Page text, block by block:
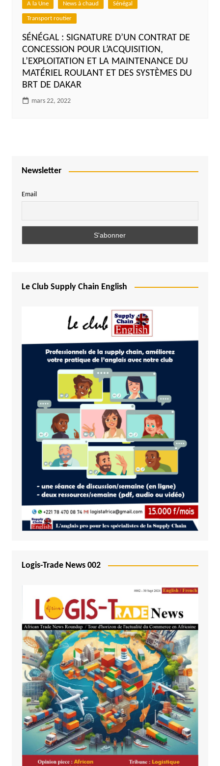
A la Une News à chaud Sénégal
Transport routier
SÉNÉGAL : SIGNATURE D’UN CONTRAT DE
CONCESSION POUR L’ACQUISITION,
L’EXPLOITATION ET LA MAINTENANCE DU
MATÉRIEL ROULANT ET DES SYSTÈMES DU
BRT DE DAKAR
mars 22, 2022
Newsletter
Email
Le Club Supply Chain English
Logis-Trade News 002